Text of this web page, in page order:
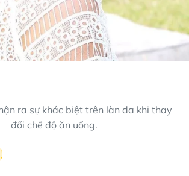
đổi chế độ ăn uống.